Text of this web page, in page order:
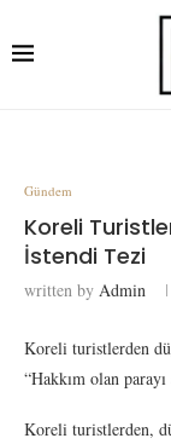
Gündem
Koreli
İstendi Tezi
written by Admin
Koreli turistlerden
“Hakkım olan
Koreli turistlerden,